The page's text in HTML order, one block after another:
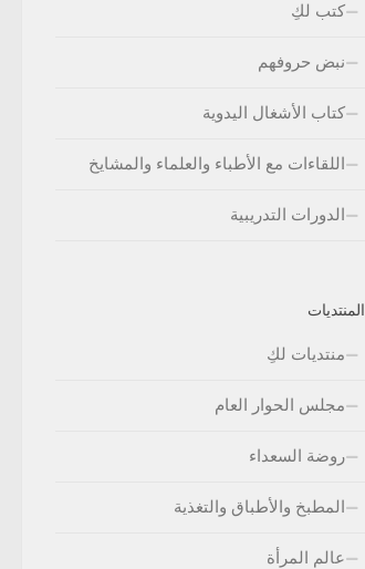
كتب لكِ
نبض حروفهم
كتاب الأشغال اليدوية
اللقاءات مع الأطباء والعلماء والمشايخ
الدورات التدريبية
المنتديات
منتديات لكِ
مجلس الحوار العام
روضة السعداء
المطبخ والأطباق والتغذية
عالم المرأة